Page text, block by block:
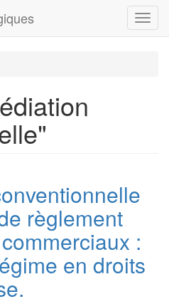
règlement
:
en droits